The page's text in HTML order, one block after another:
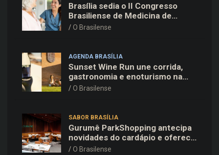
Brasília sedia o II Congresso
Brasiliense de Medicina de
Família e Comunidade na Fiocruz
O Brasilense
AGENDA BRASÍLIA
Sunset Wine Run une corrida,
gastronomia e enoturismo na
Vinícola Brasília
O Brasilense
SABOR BRASÍLIA
Gurumê ParkShopping antecipa
novidades do cardápio e oferece
25% de desconto no delivery
O Brasilense